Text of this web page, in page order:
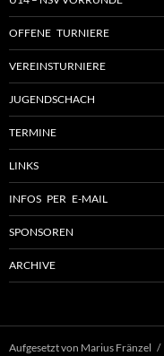
OFFENE TURNIERE
VEREINSTURNIERE
JUGENDSCHACH
TERMINE
LINKS
INFOS PER E-MAIL
SPONSOREN
ARCHIVE
Aufgesetzt von Marius Fränzel